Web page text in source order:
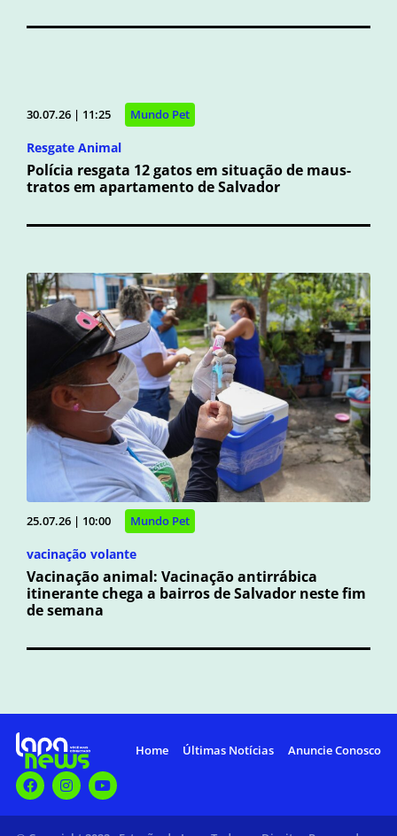
30.07.26 | 11:25 Mundo Pet
Resgate Animal
Polícia resgata 12 gatos em situação de maus-
tratos em apartamento de Salvador
25.07.26 | 10:00 Mundo Pet
vacinação volante
Vacinação animal: Vacinação antirrábica
itinerante chega a bairros de Salvador neste fim
de semana
Home Últimas Notícias Anuncie Conosco